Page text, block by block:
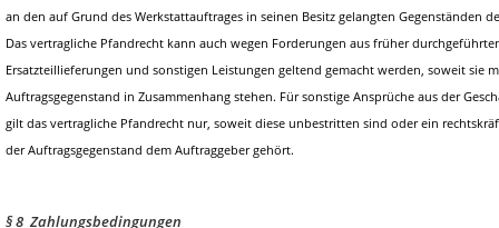
an den auf Grund des Werkstattauftrages in seinen Besitz gelangten Gegenständen
Das vertragliche Pfandrecht kann auch wegen Forderungen aus früher
Ersatzteillieferungen und sonstigen Leistungen geltend gemacht werden, soweit sie
Auftragsgegenstand in Zusammenhang stehen. Für sonstige Ansprüche aus der
gilt das vertragliche Pfandrecht nur, soweit diese unbestritten sind oder ein
der Auftragsgegenstand dem Auftraggeber gehört.
§ 8 Zahlungsbedingungen